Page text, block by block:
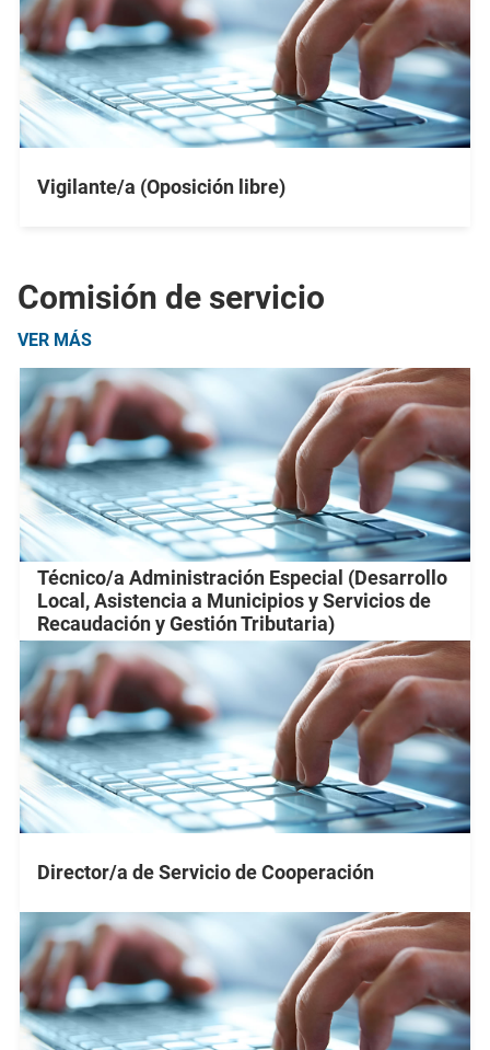
Vigilante/a (Oposición libre)
Comisión de servicio
VER MÁS
Técnico/a Administración Especial (Desarrollo
Local, Asistencia a Municipios y Servicios de
Recaudación y Gestión Tributaria)
Director/a de Servicio de Cooperación